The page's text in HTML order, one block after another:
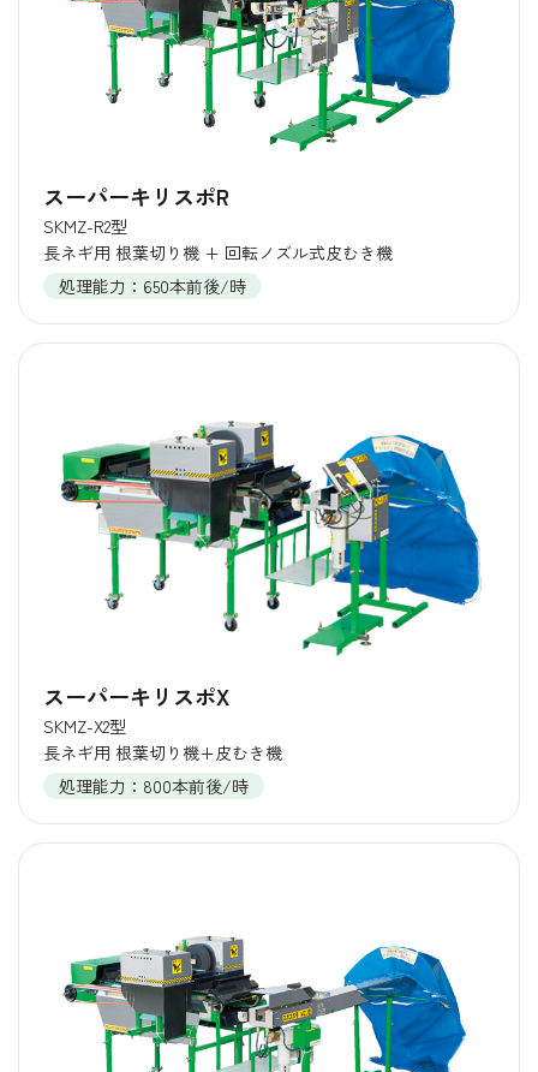
スーパーキリスポR
SKMZ-R2型
長ネギ用 根葉切り機 + 回転ノズル式皮むき機
処理能力：650本前後/時
スーパーキリスポX
SKMZ-X2型
長ネギ用 根葉切り機+皮むき機
処理能力：800本前後/時